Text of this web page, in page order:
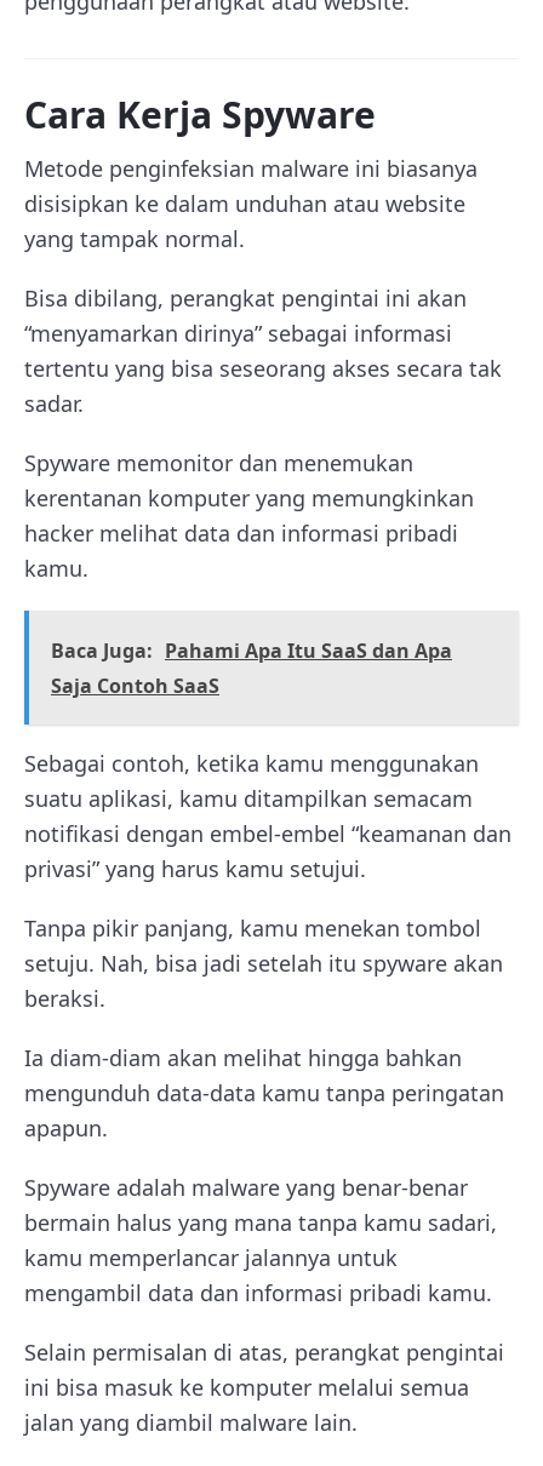
Cara Kerja Spyware
Metode penginfeksian malware ini biasanya
disisipkan ke dalam unduhan atau website
yang tampak normal.
Bisa dibilang, perangkat pengintai ini akan
“menyamarkan dirinya” sebagai informasi
tertentu yang bisa seseorang akses secara tak
sadar.
Spyware memonitor dan menemukan
kerentanan komputer yang memungkinkan
hacker melihat data dan informasi pribadi
kamu.
Baca Juga: Pahami Apa Itu SaaS dan Apa
Saja Contoh SaaS
Sebagai contoh, ketika kamu menggunakan
suatu aplikasi, kamu ditampilkan semacam
notifikasi dengan embel-embel “keamanan dan
privasi” yang harus kamu setujui.
Tanpa pikir panjang, kamu menekan tombol
setuju. Nah, bisa jadi setelah itu spyware akan
beraksi.
Ia diam-diam akan melihat hingga bahkan
mengunduh data-data kamu tanpa peringatan
apapun.
Spyware adalah malware yang benar-benar
bermain halus yang mana tanpa kamu sadari,
kamu memperlancar jalannya untuk
mengambil data dan informasi pribadi kamu.
Selain permisalan di atas, perangkat pengintai
ini bisa masuk ke komputer melalui semua
jalan yang diambil malware lain.